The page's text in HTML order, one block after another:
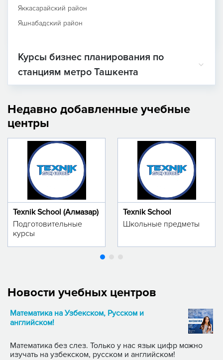
Яккасарайский район
Яшнабадский район
Курсы бизнес планирования по
станциям метро Ташкента
Недавно добавленные учебные
центры
Texnik School (Алмазар)
Подготовительные
курсы
Texnik School
Школьные предметы
Новости учебных центров
Математика на Узбекском, Русском и
английском!
Математика без слез. Только у нас язык цифр можно
изучать на узбекском, русском и английском!